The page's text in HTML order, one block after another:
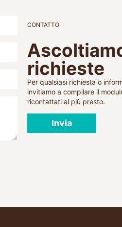
CONTATTO
richieste
Per qualsiasi richiesta o
invitiamo a compilare il
ricontattati al più presto.
Invia